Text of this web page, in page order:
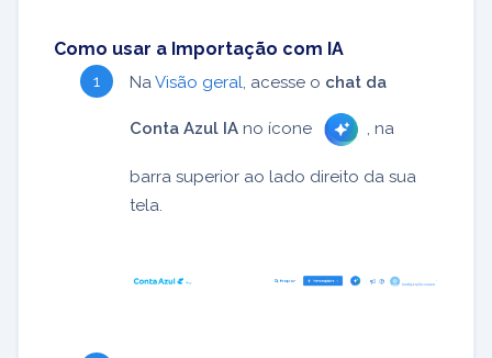
Como usar a Importação com IA
Na Visão geral , acesse o chat da
Conta Azul IA no ícone , na
barra superior ao lado direito da sua
tela.